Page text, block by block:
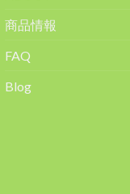
商品情報
FAQ
Blog